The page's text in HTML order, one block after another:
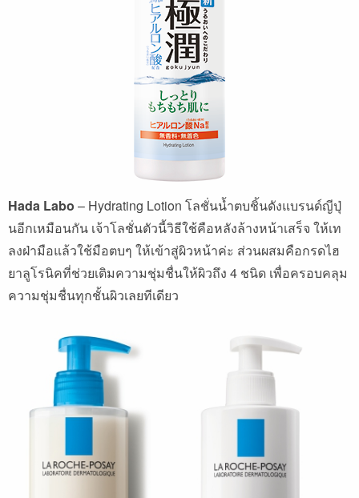
Hada Labo – Hydrating Lotion โลชั่นน้ำตบชิ้นดังแบรนด์ญีปุ่
นอีกเหมือนกัน เจ้าโลชั่นตัวนี้วิธีใช้คือหลังล้างหน้าเสร็จ ให้เท
ลงฝ่ามือแล้วใช้มือตบๆ ให้เข้าสู่ผิวหน้าค่ะ ส่วนผสมคือกรดไฮ
ยาลูโรนิคที่ช่วยเติมความชุ่มชื่นให้ผิวถึง 4 ชนิด เพื่อครอบคลุม
ความชุ่มชื่นทุกชั้นผิวเลยทีเดียว